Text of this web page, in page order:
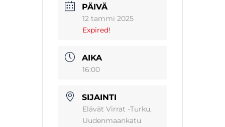
PÄIVÄ
12 tammi 2025
Expired!
AIKA
16:00
SIJAINTI
Elävät Virrat -Turku,
Uudenmaankatu